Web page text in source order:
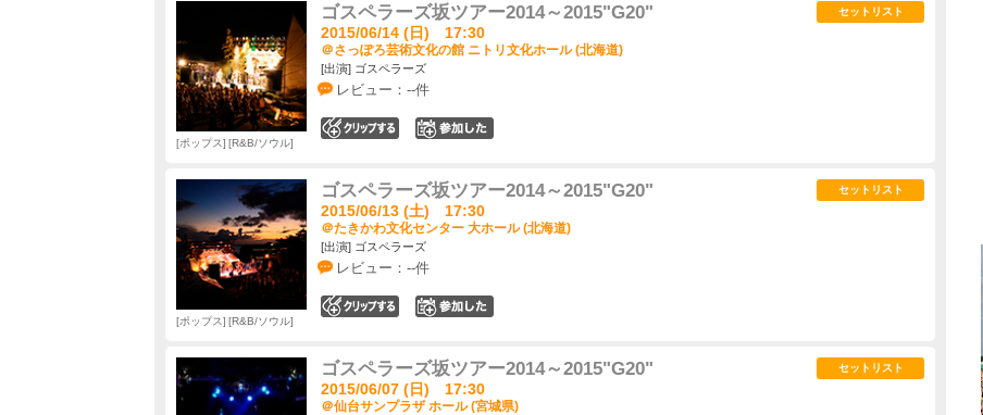
ゴスペラーズ坂ツアー2014～2015"G20"
2015/06/14 (日) 17:30
＠さっぽろ芸術文化の館 ニトリ文化ホール (北海道)
[出演] ゴスペラーズ
レビュー：--件
セットリスト
ポップス R&B/ソウル
ゴスペラーズ坂ツアー2014～2015"G20"
2015/06/13 (土) 17:30
＠たきかわ文化センター 大ホール (北海道)
[出演] ゴスペラーズ
レビュー：--件
セットリスト
ポップス R&B/ソウル
ゴスペラーズ坂ツアー2014～2015"G20"
2015/06/07 (日) 17:30
＠仙台サンプラザ ホール (宮城県)
セットリスト